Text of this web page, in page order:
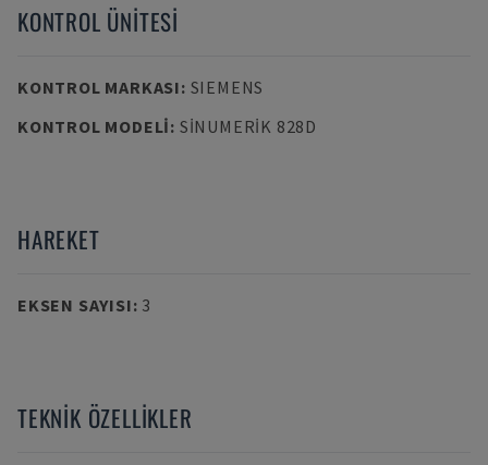
KONTROL ÜNITESI
KONTROL MARKASI: SIEMENS
KONTROL MODELI: SINUMERIK 828D
HAREKET
EKSEN SAYISI: 3
TEKNIK ÖZELLIKLER